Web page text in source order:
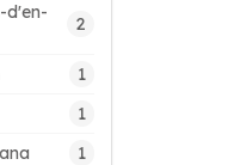
d'en-
2
1
1
1